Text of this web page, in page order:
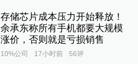
存储芯片成本压力开始释放！
余承东称所有手机都要大规模
涨价，否则就是亏损销售
10%公司 17小时前 56评